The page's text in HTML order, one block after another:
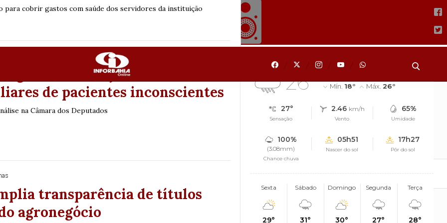
Polícia Cidades Radio TV
para cobrir gastos com saúde dos servidores da instituição
informações de saúde
de pacientes inconscientes
na Câmara dos Deputados
transparência de títulos
agronegócio
Camaçari, BA
26°
Mín. 18° Máx. 26°
27°
Sensação
2.46 km/h
Vento
65%
Umidade
100%
(3.08mm)
Chance chuva
05h51
Nascer do sol
17h27
Pôr do sol
Sexta
29°
Sábado
31°
Domingo
30°
Segunda
27°
Terça
28°